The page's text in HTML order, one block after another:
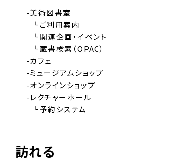
-美術図書室
˪ご利用案内
˪関連企画・イベント
˪蔵書検索（OPAC）
-カフェ
-ミュージアムショップ
-オンラインショップ
-レクチャーホール
˪予約システム
訪れる